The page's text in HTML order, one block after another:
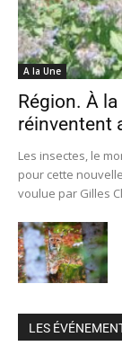
A la Une
Région. À
réinventent
Les insectes, le
pour cette
voulue par Gilles
LES